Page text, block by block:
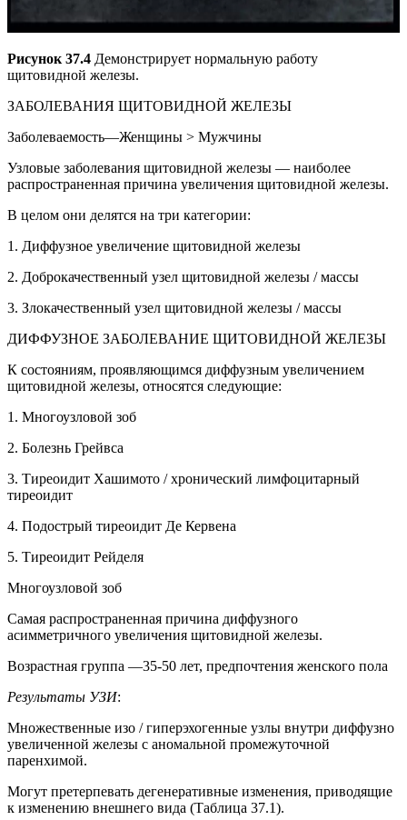
Рисунок 37.4 Демонстрирует нормальную работу
щитовидной железы.
ЗАБОЛЕВАНИЯ ЩИТОВИДНОЙ ЖЕЛЕЗЫ
Заболеваемость—Женщины > Мужчины
Узловые заболевания щитовидной железы — наиболее
распространенная причина увеличения щитовидной железы.
В целом они делятся на три категории:
1. Диффузное увеличение щитовидной железы
2. Доброкачественный узел щитовидной железы / массы
3. Злокачественный узел щитовидной железы / массы
ДИФФУЗНОЕ ЗАБОЛЕВАНИЕ ЩИТОВИДНОЙ ЖЕЛЕЗЫ
К состояниям, проявляющимся диффузным увеличением
щитовидной железы, относятся следующие:
1. Многоузловой зоб
2. Болезнь Грейвса
3. Тиреоидит Хашимото / хронический лимфоцитарный
тиреоидит
4. Подострый тиреоидит Де Кервена
5. Тиреоидит Рейделя
Многоузловой зоб
Самая распространенная причина диффузного
асимметричного увеличения щитовидной железы.
Возрастная группа —35-50 лет, предпочтения женского пола
Результаты УЗИ:
Множественные изо / гиперэхогенные узлы внутри диффузно
увеличенной железы с аномальной промежуточной
паренхимой.
Могут претерпевать дегенеративные изменения, приводящие
к изменению внешнего вида (Таблица 37.1).